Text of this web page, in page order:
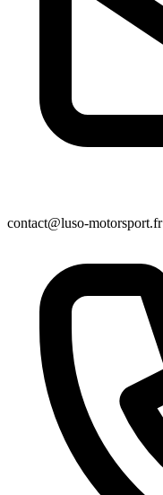
contact@luso-motorsport.fr